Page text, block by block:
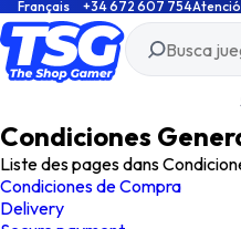
Français +34 672 607 754
Condiciones
Liste des pages dans
Condiciones de Compra
Delivery